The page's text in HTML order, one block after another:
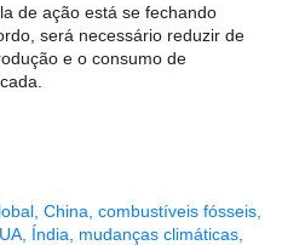
de ação está se fechando
será necessário reduzir de
e o consumo de
China combustíveis fósseis
Índia mudanças climáticas